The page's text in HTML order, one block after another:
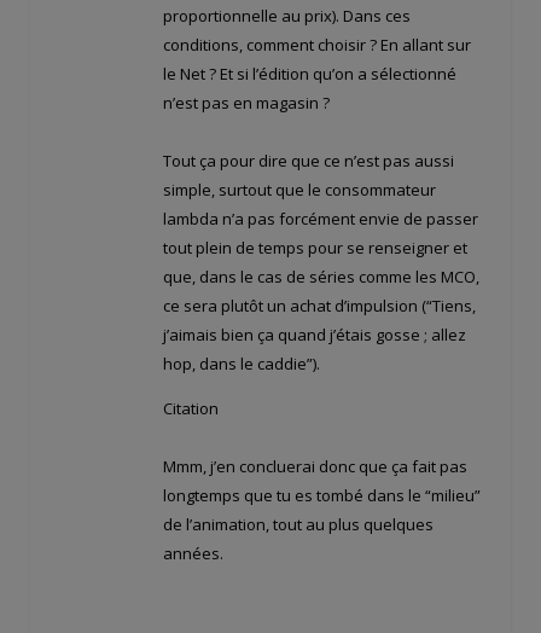
proportionnelle au prix). Dans ces
conditions, comment choisir ? En allant sur
le Net ? Et si l’édition qu’on a sélectionné
n’est pas en magasin ?
Tout ça pour dire que ce n’est pas aussi
simple, surtout que le consommateur
lambda n’a pas forcément envie de passer
tout plein de temps pour se renseigner et
que, dans le cas de séries comme les MCO,
ce sera plutôt un achat d’impulsion (“Tiens,
j’aimais bien ça quand j’étais gosse ; allez
hop, dans le caddie”).
Citation
Mmm, j’en concluerai donc que ça fait pas
longtemps que tu es tombé dans le “milieu”
de l’animation, tout au plus quelques
années.